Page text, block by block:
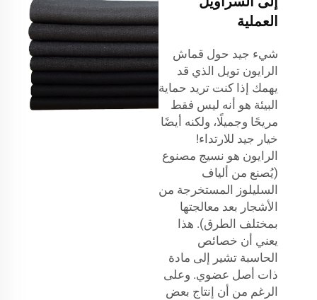
العملية
شيء جيد حول قماش
الرايون تويل الذي قد
يهمك إذا كنت تريد حماية
البيئة هو أنه ليس فقط
مريحًا وجميلًا، ولكنه أيضًا
خيار جيد للارتداء!
الرايون هو نسيج مصنوع
(يُصنع من ألياف
السليلوز المستخرجة من
الأشجار بعد معالجتها
بمختلف الطرق). هذا
يعني أن خصائص
الحاسبة تشير إلى مادة
ذات أصل عضوي. وعلى
الرغم من أن إنتاج بعض